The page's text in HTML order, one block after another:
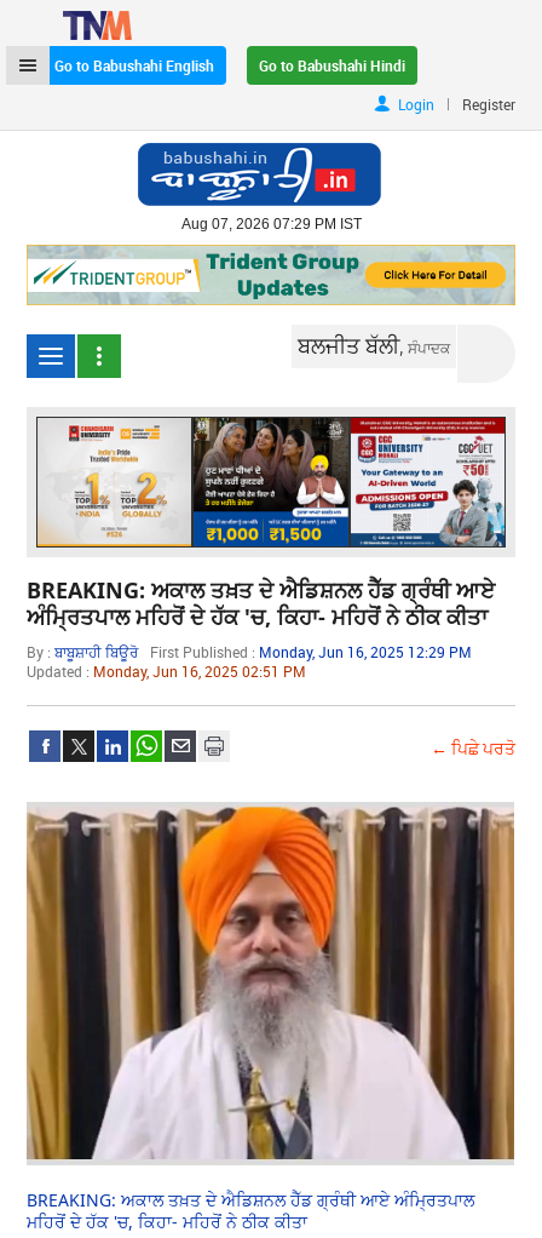
Go to Babushahi English
Go to Babushahi Hindi
Login
| Register
Aug 07, 2026 07:29 PM IST
ਬਲਜੀਤ ਬੱਲੀ,ਸੰਪਾਦਕ
BREAKING: ਅਕਾਲ ਤਖ਼ਤ ਦੇ ਐਡਿਸ਼ਨਲ ਹੈੱਡ ਗ੍ਰੰਥੀ ਆਏ
ਅੰਮ੍ਰਿਤਪਾਲ ਮਹਿਰੋਂ ਦੇ ਹੱਕ 'ਚ, ਕਿਹਾ- ਮਹਿਰੋਂ ਨੇ ਠੀਕ ਕੀਤਾ
By :ਬਾਬੂਸ਼ਾਹੀ ਬਿਊਰੋ First Published : Monday, Jun 16, 2025 12:29 PM
Updated : Monday, Jun 16, 2025 02:51 PM
← ਪਿਛੇ ਪਰਤੋ
BREAKING: ਅਕਾਲ ਤਖ਼ਤ ਦੇ ਐਡਿਸ਼ਨਲ ਹੈੱਡ ਗ੍ਰੰਥੀ ਆਏ ਅੰਮ੍ਰਿਤਪਾਲ
ਮਹਿਰੋਂ ਦੇ ਹੱਕ 'ਚ, ਕਿਹਾ- ਮਹਿਰੋਂ ਨੇ ਠੀਕ ਕੀਤਾ